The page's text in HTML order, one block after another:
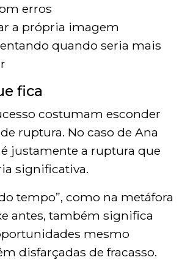
erros
a própria imagem
quando seria mais
fica
costumam esconder
ruptura. No caso de Ana
é justamente a ruptura que
significativa.
tempo”, como na metáfora
antes, também significa
mesmo
disfarçadas de fracasso.